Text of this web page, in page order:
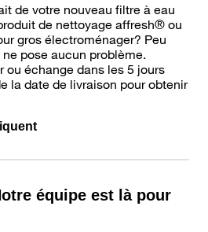
de votre nouveau filtre à eau
de nettoyage affresh® ou
gros électroménager? Peu
pose aucun problème.
ou échange dans les 5 jours
la date de livraison pour obtenir
équipe est là pour